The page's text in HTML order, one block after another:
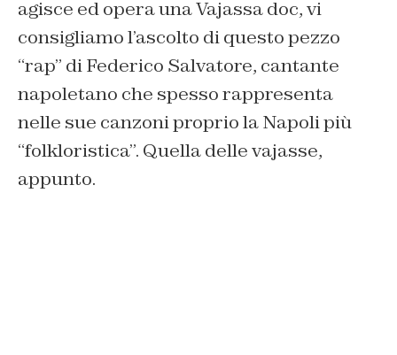
agisce ed opera una Vajassa doc, vi
consigliamo l’ascolto di questo pezzo
“rap” di Federico Salvatore, cantante
napoletano che spesso rappresenta
nelle sue canzoni proprio la Napoli più
“folkloristica”. Quella delle vajasse,
appunto.